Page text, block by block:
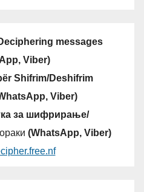
messages
Viber)
Shifrim/Deshifrim
Viber)
за шифрирање/
(WhatsApp, Viber)